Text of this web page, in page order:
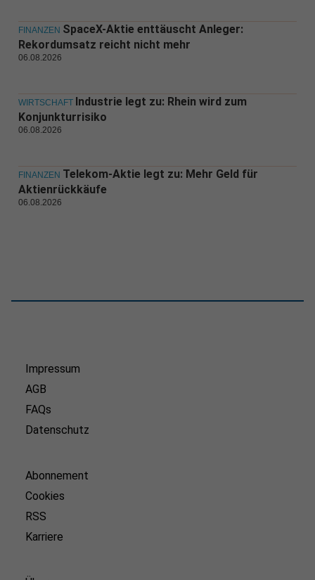
FINANZEN SpaceX-Aktie enttäuscht Anleger:
Rekordumsatz reicht nicht mehr
06.08.2026
WIRTSCHAFT Industrie legt zu: Rhein wird zum
Konjunkturrisiko
06.08.2026
FINANZEN Telekom-Aktie legt zu: Mehr Geld für
Aktienrückkäufe
06.08.2026
Impressum
AGB
FAQs
Datenschutz
Abonnement
Cookies
RSS
Karriere